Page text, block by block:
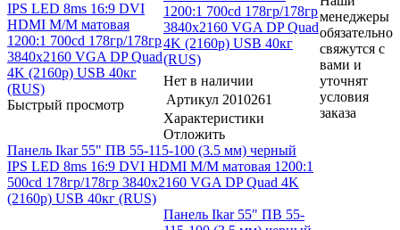
Быстрый просмотр
1200:1 700cd 178гр/178гр
3840x2160 VGA DP Quad
4K (2160p) USB 40кг
(RUS)
Нет в наличии
Артикул 2010261
Характеристики
Отложить
менеджеры
обязательно
свяжутся с
вами и
уточнят
условия
заказа
Панель Ikar 55" ПВ 55-115-100 (3.5 мм) черный
IPS LED 8ms 16:9 DVI HDMI M/M матовая 1200:1
500cd 178гр/178гр 3840x2160 VGA DP Quad 4K
(2160p) USB 40кг (RUS)
Панель Ikar 55" ПВ 55-